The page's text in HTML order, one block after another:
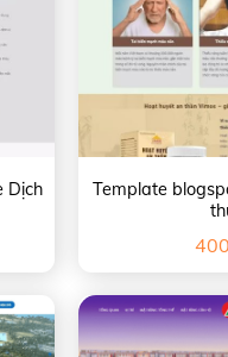
Dịch
Template